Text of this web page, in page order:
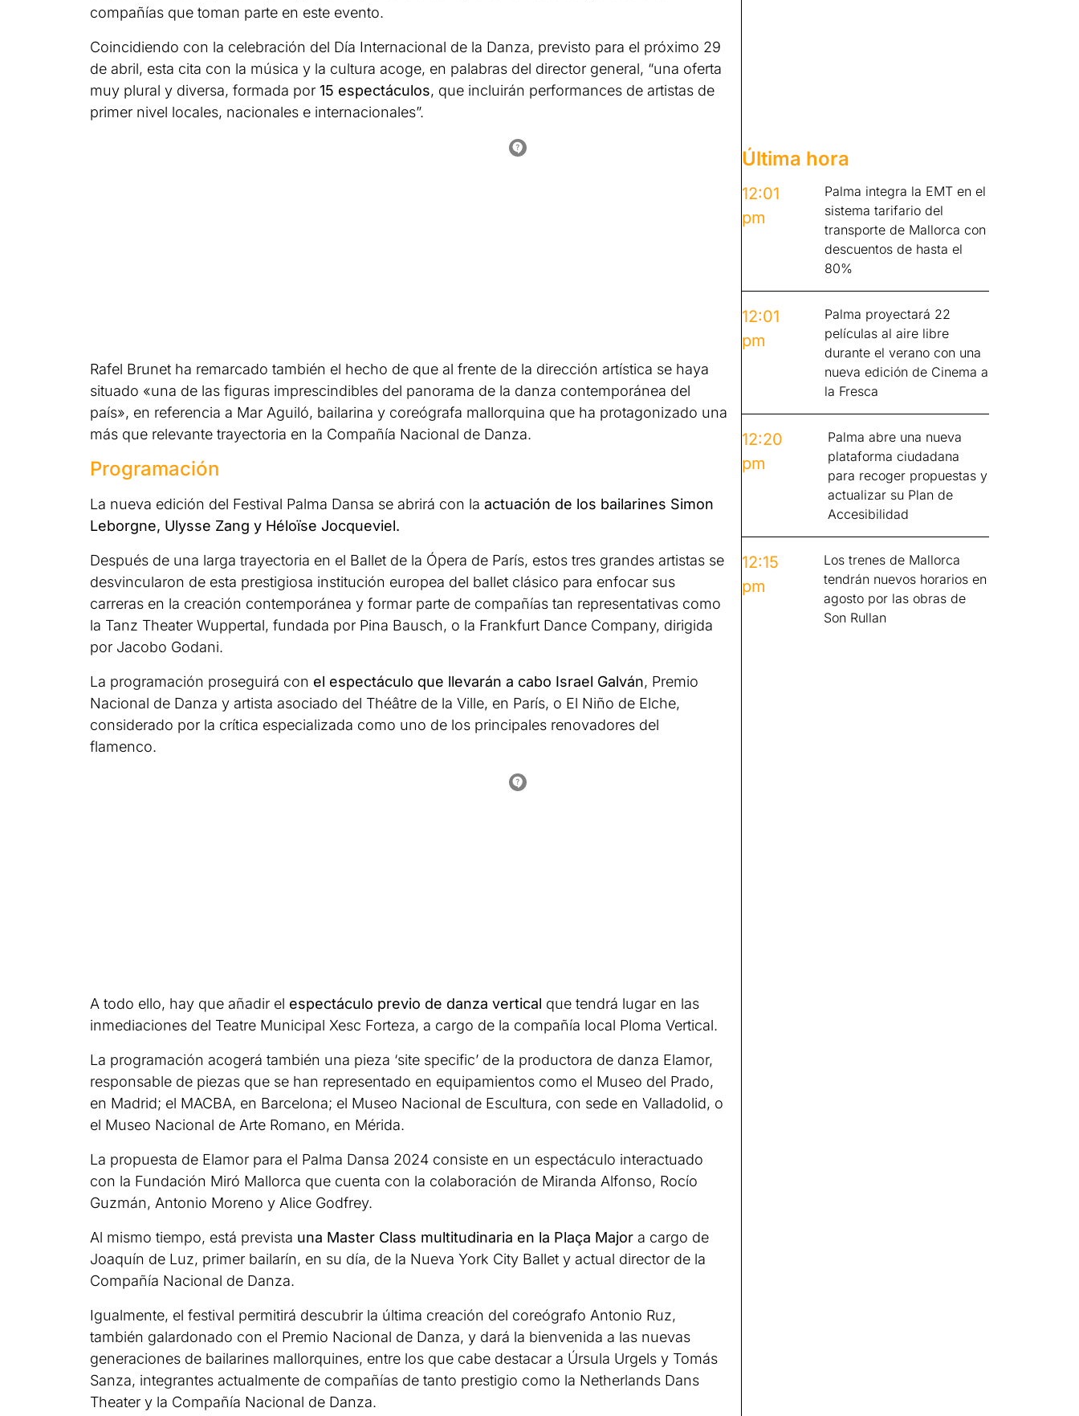
compañías que toman parte en este evento.
Coincidiendo con la celebración del Día Internacional de la Danza, previsto para el próximo 29
de abril, esta cita con la música y la cultura acoge, en palabras del director general, “una oferta
muy plural y diversa, formada por 15 espectáculos, que incluirán performances de artistas de
primer nivel locales, nacionales e internacionales”.
Rafel Brunet ha remarcado también el hecho de que al frente de la dirección artística se haya
situado «una de las figuras imprescindibles del panorama de la danza contemporánea del
país», en referencia a Mar Aguiló, bailarina y coreógrafa mallorquina que ha protagonizado una
más que relevante trayectoria en la Compañía Nacional de Danza.
Programación
La nueva edición del Festival Palma Dansa se abrirá con la actuación de los bailarines Simon
Leborgne, Ulysse Zang y Héloïse Jocqueviel.
Después de una larga trayectoria en el Ballet de la Ópera de París, estos tres grandes artistas se
desvincularon de esta prestigiosa institución europea del ballet clásico para enfocar sus
carreras en la creación contemporánea y formar parte de compañías tan representativas como
la Tanz Theater Wuppertal, fundada por Pina Bausch, o la Frankfurt Dance Company, dirigida
por Jacobo Godani.
La programación proseguirá con el espectáculo que llevarán a cabo Israel Galván, Premio
Nacional de Danza y artista asociado del Théâtre de la Ville, en París, o El Niño de Elche,
considerado por la crítica especializada como uno de los principales renovadores del
flamenco.
A todo ello, hay que añadir el espectáculo previo de danza vertical que tendrá lugar en las
inmediaciones del Teatre Municipal Xesc Forteza, a cargo de la compañía local Ploma Vertical.
La programación acogerá también una pieza ‘site specific’ de la productora de danza Elamor,
responsable de piezas que se han representado en equipamientos como el Museo del Prado,
en Madrid; el MACBA, en Barcelona; el Museo Nacional de Escultura, con sede en Valladolid, o
el Museo Nacional de Arte Romano, en Mérida.
La propuesta de Elamor para el Palma Dansa 2024 consiste en un espectáculo interactuado
con la Fundación Miró Mallorca que cuenta con la colaboración de Miranda Alfonso, Rocío
Guzmán, Antonio Moreno y Alice Godfrey.
Al mismo tiempo, está prevista una Master Class multitudinaria en la Plaça Major a cargo de
Joaquín de Luz, primer bailarín, en su día, de la Nueva York City Ballet y actual director de la
Compañía Nacional de Danza.
Igualmente, el festival permitirá descubrir la última creación del coreógrafo Antonio Ruz,
también galardonado con el Premio Nacional de Danza, y dará la bienvenida a las nuevas
generaciones de bailarines mallorquines, entre los que cabe destacar a Úrsula Urgels y Tomás
Sanza, integrantes actualmente de compañías de tanto prestigio como la Netherlands Dans
Theater y la Compañía Nacional de Danza.
Última hora
12:01
pm
Palma integra la EMT en el
sistema tarifario del
transporte de Mallorca con
descuentos de hasta el
80%
12:01
pm
Palma proyectará 22
películas al aire libre
durante el verano con una
nueva edición de Cinema a
la Fresca
12:20
pm
Palma abre una nueva
plataforma ciudadana
para recoger propuestas y
actualizar su Plan de
Accesibilidad
12:15
pm
Los trenes de Mallorca
tendrán nuevos horarios en
agosto por las obras de
Son Rullan